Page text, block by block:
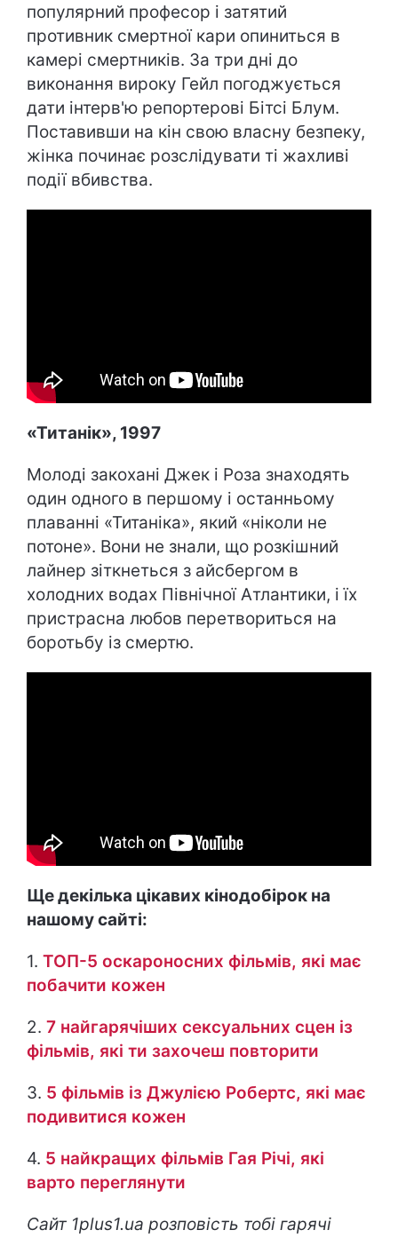
популярний професор і затятий
противник смертної кари опиниться в
камері смертників. За три дні до
виконання вироку Гейл погоджується
дати інтерв'ю репортерові Бітсі Блум.
Поставивши на кін свою власну безпеку,
жінка починає розслідувати ті жахливі
події вбивства.
«Титанік», 1997
Молоді закохані Джек і Роза знаходять
один одного в першому і останньому
плаванні «Титаніка», який «ніколи не
потоне». Вони не знали, що розкішний
лайнер зіткнеться з айсбергом в
холодних водах Північної Атлантики, і їх
пристрасна любов перетвориться на
боротьбу із смертю.
Ще декілька цікавих кінодобірок на
нашому сайті:
1. ТОП-5 оскароносних фільмів, які має
побачити кожен
2. 7 найгарячіших сексуальних сцен із
фільмів, які ти захочеш повторити
3. 5 фільмів із Джулією Робертс, які має
подивитися кожен
4. 5 найкращих фільмів Гая Річі, які
варто переглянути
Сайт 1plus1.ua розповість тобі гарячі